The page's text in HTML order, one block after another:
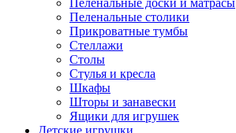
Пеленальные доски и матрасы
Пеленальные столики
Прикроватные тумбы
Стеллажи
Столы
Стулья и кресла
Шкафы
Шторы и занавески
Ящики для игрушек
Детские игрушки